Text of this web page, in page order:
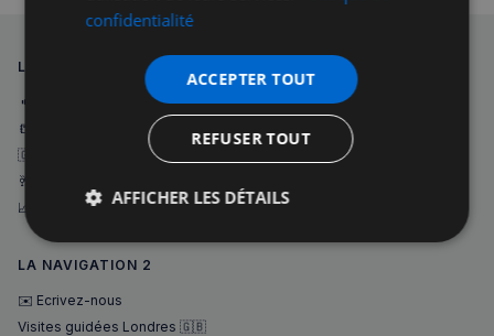
LA NAVIGATION 1
🔈 Forum des petites annonces
📒 Annuaire Pro
🇬🇧 Visites guidées
🥂 Événements
📈 Offres publicitaires
LA NAVIGATION 2
✉️ Ecrivez-nous
Visites guidées Londres 🇬🇧
confidentialité
ACCEPTER TOUT
REFUSER TOUT
AFFICHER LES DÉTAILS
Strictement
nécessaires
Performance Ciblage